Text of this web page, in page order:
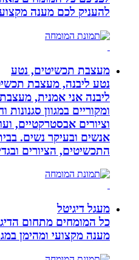
להעניק לכם מענה מקצועי
מעצבת תכשיטים, נטע
נטע ליבנה, מעצבת
ליבנה אני אמנית, מעצבת
ומקוריים במגוון סגנונות
וציורים אבסטרקטיים,
אנשים ובעיקר נשים. בבית
התכשיטים, הציורים ובגדים
מעגל דיגיטל
כל המומחים מתחום
מענה מקצועי ומהימן